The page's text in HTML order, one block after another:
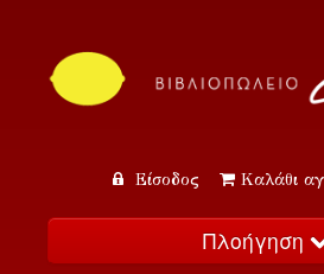
Είσοδος Καλάθι
Πλοήγηση